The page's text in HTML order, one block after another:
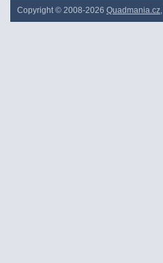
Copyright © 2008-2026 Quadmania.cz,